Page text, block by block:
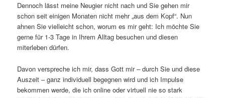
Dennoch lässt meine Neugier nicht nach und Sie gehen mir
schon seit einigen Monaten nicht mehr „aus dem Kopf“. Nun
ahnen Sie vielleicht schon, worum es mir geht: Ich möchte Sie
gerne für 1-3 Tage in Ihrem Alltag besuchen und diesen
miterleben dürfen.
Davon verspreche ich mir, dass Gott mir – durch Sie und diese
Auszeit – ganz individuell begegnen wird und ich Impulse
bekommen werde, die ich online oder virtuell nie so stark